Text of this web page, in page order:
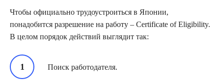
Чтобы официально трудоустроиться в Японии,
понадобится разрешение на работу – Certificate of Eligibility.
В целом порядок действий выглядит так:
Поиск работодателя.